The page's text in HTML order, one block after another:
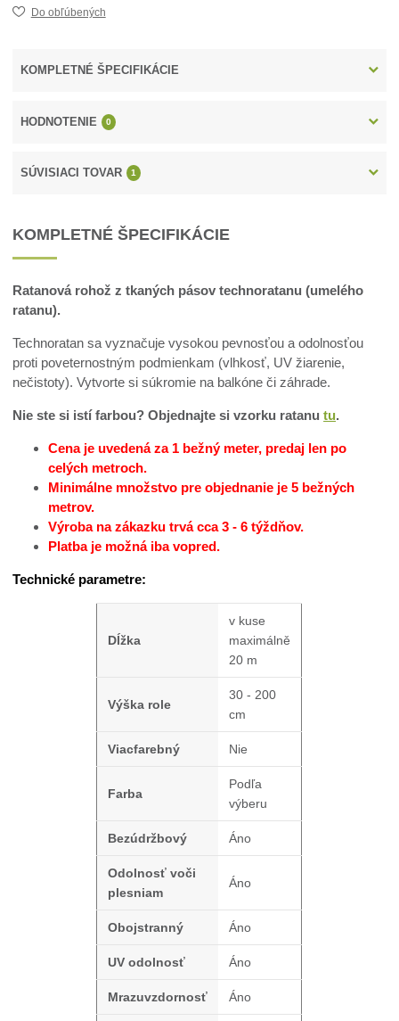
Do obľúbených
KOMPLETNÉ ŠPECIFIKÁCIE
HODNOTENIE 0
SÚVISIACI TOVAR 1
KOMPLETNÉ ŠPECIFIKÁCIE
Ratanová rohož z tkaných pásov technoratanu (umelého
ratanu).
Technoratan sa vyznačuje vysokou pevnosťou a odolnosťou
proti poveternostným podmienkam (vlhkosť, UV žiarenie,
nečistoty). Vytvorte si súkromie na balkóne či záhrade.
Nie ste si istí farbou? Objednajte si vzorku ratanutu.
Cena je uvedená za 1 bežný meter, predaj len po
celých metroch.
Minimálne množstvo pre objednanie je 5 bežných
metrov.
Výroba na zákazku trvá cca 3 - 6 týždňov.
Platba je možná iba vopred.
Technické parametre:
Dĺžka
v kuse
maximálně
20 m
Výška role
30 - 200
cm
Viacfarebný Nie
Farba
Podľa
výberu
Bezúdržbový Áno
Odolnosť voči
plesniam
Áno
Obojstranný Áno
UV odolnosť Áno
Mrazuvzdornosť Áno